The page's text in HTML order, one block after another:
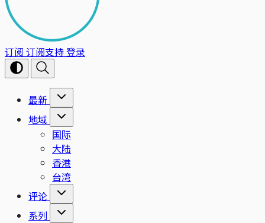
订阅 订阅支持登录
最新
地域
国际
大陆
香港
台湾
评论
系列